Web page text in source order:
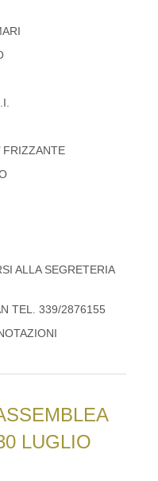
FRIZZANTE
ALLA SEGRETERIA
TEL. 339/2876155
LUGLIO